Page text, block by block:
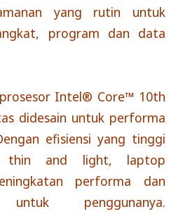
yang rutin untuk
program dan data
Intel® Core™ 10th
didesain untuk performa
efisiensi yang tinggi
thin and light, laptop
performa dan
untuk penggunanya.